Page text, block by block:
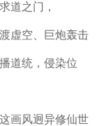
道之门，
虚空、巨炮轰击
道统，侵染位
画风迥异修仙世